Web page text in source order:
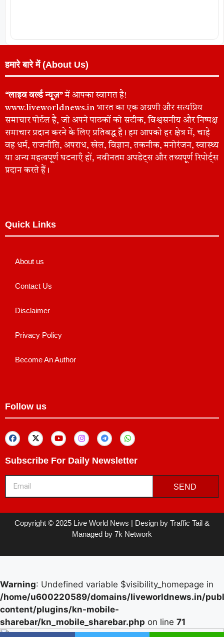
हमारे बारे में (About Us)
“लाइव वर्ल्ड न्यूज़”में आपका स्वागत है!
www.liveworldnews.in भारत का एक अग्रणी और सत्यप्रिय
समाचार पोर्टल है, जो अपने पाठकों को सटीक, विश्वसनीय और निष्पक्ष
समाचार प्रदान करने के लिए प्रतिबद्ध है। हम आपको हर क्षेत्र में, चाहे
वह धर्म, राजनीति, अपराध, खेल, विज्ञान, तकनीक, मनोरंजन, स्वास्थ्य
या अन्य महत्वपूर्ण घटनाएँ हों, नवीनतम अपडेट्स और तथ्यपूर्ण रिपोर्ट्स
प्रदान करते हैं।
Quick Links
About us
Contact Us
Disclaimer
Privacy Policy
Become An Author
Follow us
Subscribe For Daily Newsletter
SEND
Copyright © 2025 Live World News | Design by Traffic Tail &
Managed by 7k Network
Warning: Undefined variable $visibility_homepage in
/home/u600220589/domains/liveworldnews.in/
content/plugins/kn-mobile-
sharebar/kn_mobile_sharebar.php on line 71